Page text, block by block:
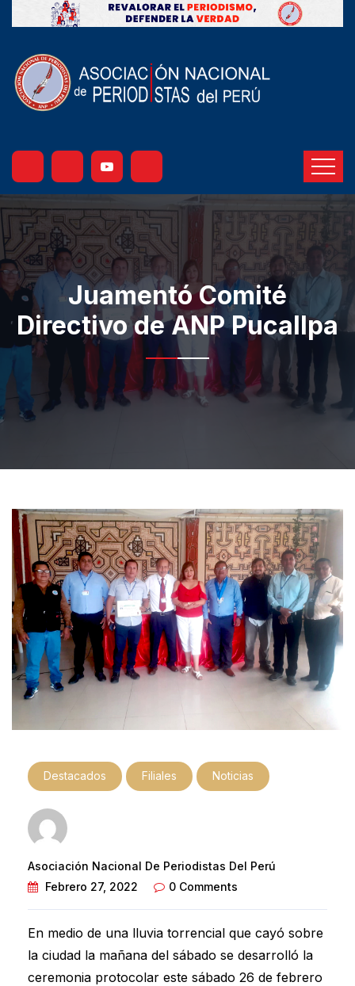
Juamentó Comité
Directivo de ANP Pucallpa
Destacados Filiales Noticias
Asociación Nacional De Periodistas Del Perú
Febrero 27, 2022
0 Comments
En medio de una lluvia torrencial que cayó sobre
la ciudad la mañana del sábado se desarrolló la
ceremonia protocolar este sábado 26 de febrero